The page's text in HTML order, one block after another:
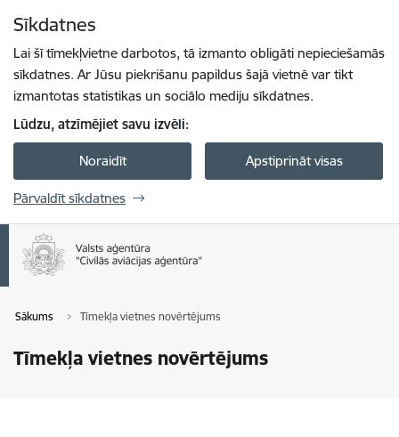
Sīkdatnes
Lai šī tīmekļvietne darbotos, tā izmanto obligāti nepieciešamās
sīkdatnes. Ar Jūsu piekrišanu papildus šajā vietnē var tikt
izmantotas statistikas un sociālo mediju sīkdatnes.
Lūdzu, atzīmējiet savu izvēli:
Noraidīt Apstiprināt visas
Pārvaldīt sīkdatnes
Sākums Tīmekļa vietnes novērtējums
Tīmekļa vietnes novērtējums